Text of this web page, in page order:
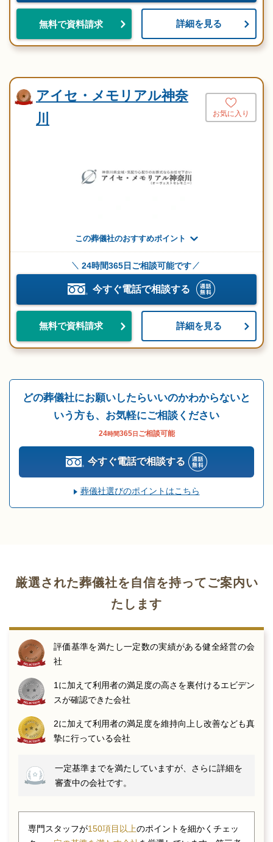
無料で資料請求 詳細を見る
アイセ・メモリアル神奈
川
お気に入り
この葬儀社のおすすめポイント
24時間365日ご相談可能です
今すぐ電話で相談する
無料で資料請求 詳細を見る
どの葬儀社にお願いしたらいいのかわからないと
いう方も、お気軽にご相談ください
24時間365日 ご相談可能
今すぐ電話で相談する
葬儀社選びのポイントはこちら
厳選された葬儀社を自信を持ってご案内い
たします
評価基準を満たし一定数の実績がある健全経営の会
社
1に加えて利用者の満足度の高さを裏付けるエビデン
スが確認できた会社
2に加えて利用者の満足度を維持向上し改善なども真
摯に行っている会社
一定基準までを満たしていますが、さらに詳細を
審査中の会社です。
専門スタッフが150項目以上のポイントを細かくチェッ